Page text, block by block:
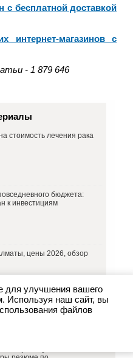
с бесплатной доставкой
интернет-магазинов с
- 1 879 646
стоимость лечения рака
бюджета:
к инвестициям
цены 2026, обзор
улучшения вашего
Используя наш сайт, вы
файлов